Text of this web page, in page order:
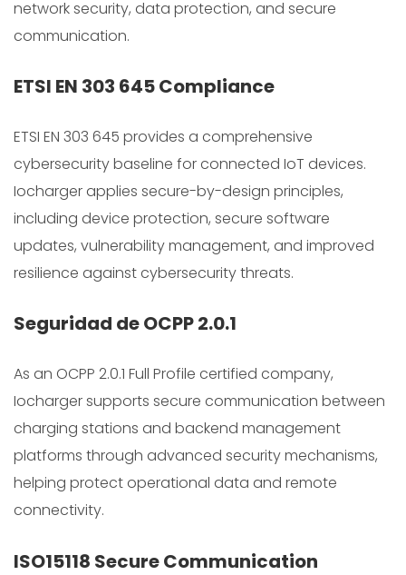
network security, data protection, and secure
communication.
ETSI EN 303 645 Compliance
ETSI EN 303 645 provides a comprehensive
cybersecurity baseline for connected IoT devices.
Iocharger applies secure-by-design principles,
including device protection, secure software
updates, vulnerability management, and improved
resilience against cybersecurity threats.
Seguridad de OCPP 2.0.1
As an OCPP 2.0.1 Full Profile certified company,
Iocharger supports secure communication between
charging stations and backend management
platforms through advanced security mechanisms,
helping protect operational data and remote
connectivity.
ISO15118 Secure Communication